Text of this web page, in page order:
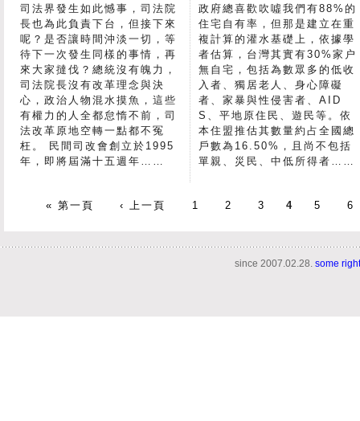
司法界發生如此憾事，司法院
長也為此負責下台，但接下來
呢？是否讓時間沖淡一切，等
待下一次發生同樣的事情，再
來大家撻伐？總統沒有魄力，
司法院長沒有改革理念與決
心，政治人物混水摸魚，這些
有權力的人全都怠惰不前，司
法改革原地空轉一點都不冤
枉。 民間司改會創立於1995
年，即將屆滿十五週年……
政府總喜歡吹噓我們有88%的
住宅自有率，但那是建立在重
複計算的灌水基礎上，依據學
者估算，台灣其實有30%家户
無自宅，包括為數眾多的低收
入者、獨居老人、身心障礙
者、家暴與性侵害者、AID
S、平地原住民、遊民等。依
本住盟推估其數量約占全國總
戶數為16.50%，且尚不包括
單親、災民、中低所得者……
« 第一頁 ‹ 上一頁 1 2 3 4 5 6
since 2007.02.28. some